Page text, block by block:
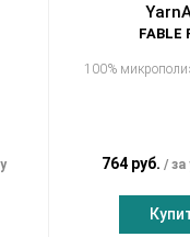
FABLE
100%
764 руб. за